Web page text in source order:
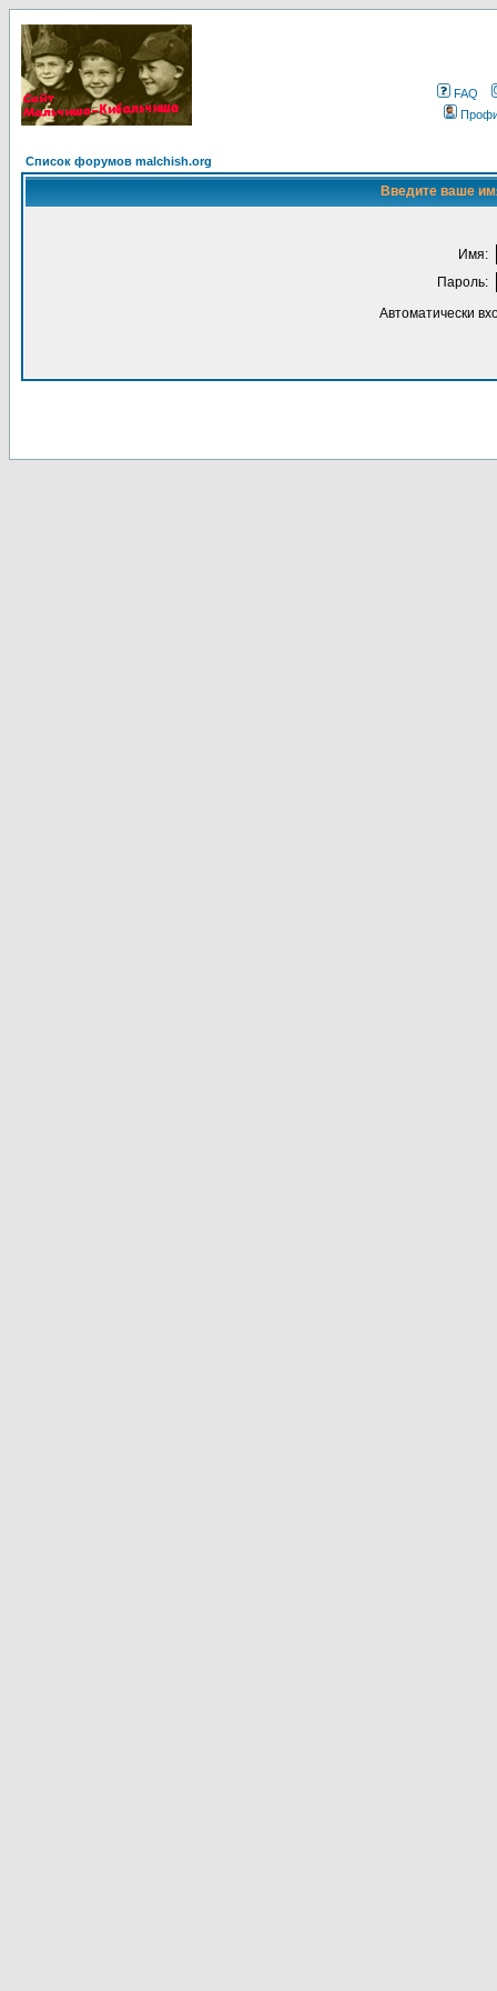
FAQ
Список форумов malchish.org
Введите ваше
Имя:
Пароль:
Автоматически